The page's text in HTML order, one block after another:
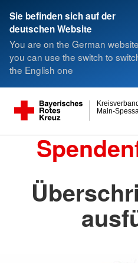
Sie befinden sich auf der
deutschen Website
You are on the German
you can use the switch to
the English one
Main-
Kreisverband